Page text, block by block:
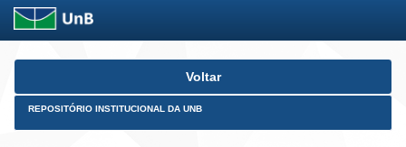
Skip
Voltar
REPOSITÓRIO INSTITUCIONAL DA UNB